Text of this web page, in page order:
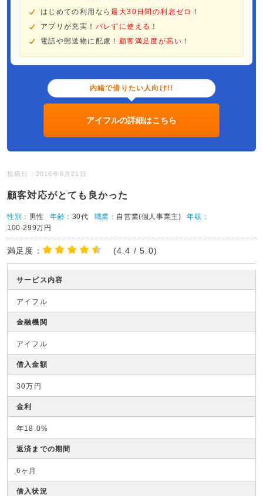
はじめての利用なら最大30日間の利息ゼロ
！
アプリが充実！ バレずに使える ！
電話や郵送物に配慮！ 顧客満足度が高い ！
内緒で借りたい人向け!!
アイフルの詳細はこちら
投稿日：2016年6月21日
顧客対応がとても良かった
性別： 男性 年齢： 30代 職業： 自営業(個人事業主)
年収：
100-299万円
満足度： (4.4 / 5.0)
サービス内容
アイフル
金融機関
アイフル
借入金額
30万円
金利
年18.0%
返済までの期間
6ヶ月
借入状況